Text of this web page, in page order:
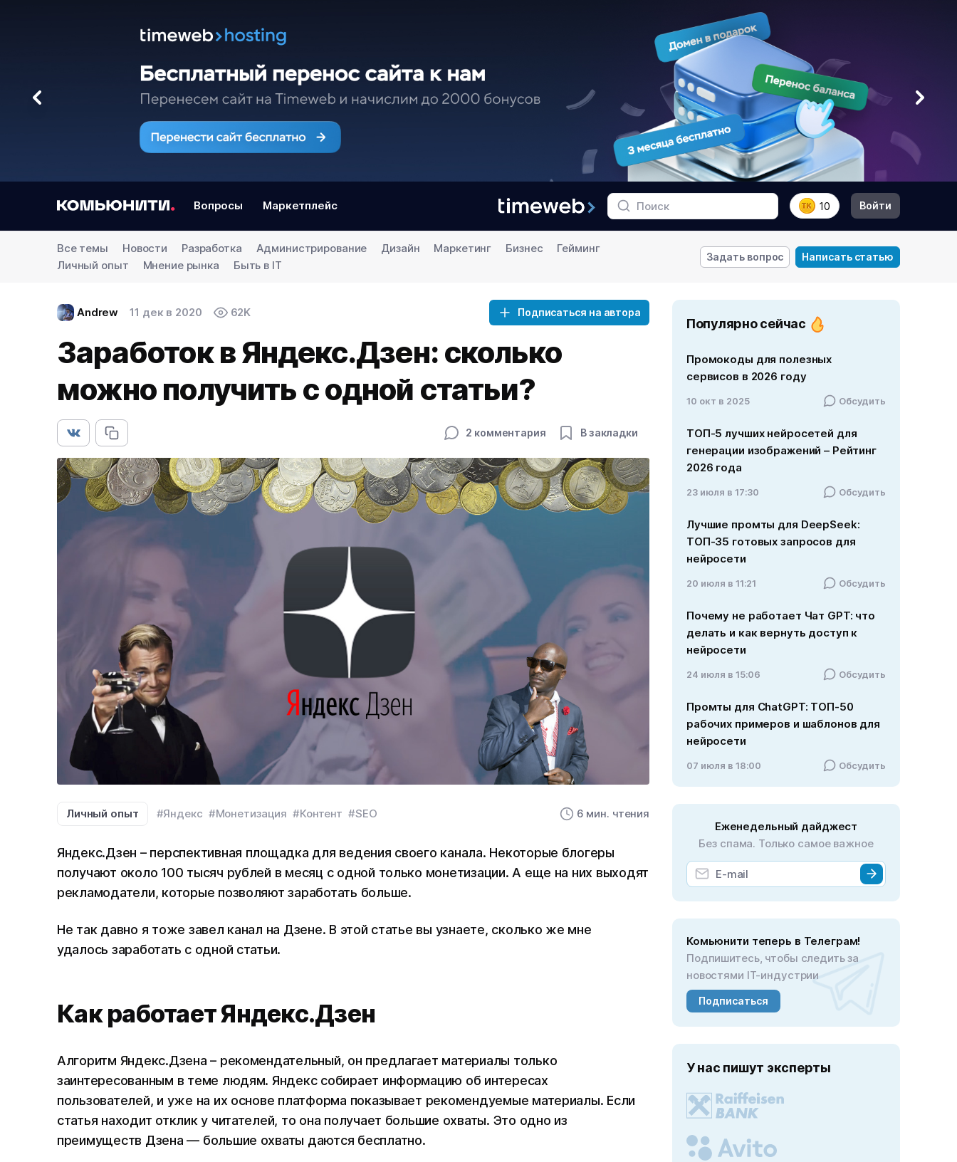
Вопросы Маркетплейс 10 Войти
Все темы Новости Разработка Администрирование Дизайн Маркетинг Бизнес
Гейминг
Личный опыт
Мнение рынка Быть в IT
Задать вопрос Написать статью
Andrew 11 дек в 2020 62K Подписаться на автора
Заработок в Яндекс.Дзен: сколько
можно получить с одной статьи?
2 комментария В закладки
Личный опыт #Яндекс #Монетизация #Контент #SEO 6 мин. чтения
Яндекс.Дзен – перспективная площадка для ведения своего канала. Некоторые блогеры
получают около 100 тысяч рублей в месяц с одной только монетизации. А еще на них выходят
рекламодатели, которые позволяют заработать больше.
Не так давно я тоже завел канал на Дзене. В этой статье вы узнаете, сколько же мне
удалось заработать с одной статьи.
Как работает Яндекс.Дзен
Алгоритм Яндекс.Дзена – рекомендательный, он предлагает материалы только
заинтересованным в теме людям. Яндекс собирает информацию об интересах
пользователей, и уже на их основе платформа показывает рекомендуемые материалы. Если
статья находит отклик у читателей, то она получает большие охваты. Это одно из
преимуществ Дзена — большие охваты даются бесплатно.
Популярно сейчас
Промокоды для полезных
сервисов в 2026 году
10 окт в 2025 Обсудить
ТОП-5 лучших нейросетей для
генерации изображений – Рейтинг
2026 года
23 июля в 17:30 Обсудить
Лучшие промты для DeepSeek:
ТОП-35 готовых запросов для
нейросети
20 июля в 11:21 Обсудить
Почему не работает Чат GPT: что
делать и как вернуть доступ к
нейросети
24 июля в 15:06 Обсудить
Промты для ChatGPT: ТОП-50
рабочих примеров и шаблонов для
нейросети
07 июля в 18:00 Обсудить
Еженедельный дайджест
Без спама. Только самое важное
Комьюнити теперь в Телеграм!
Подпишитесь, чтобы следить за
новостями IT-индустрии
Подписаться
У нас пишут эксперты